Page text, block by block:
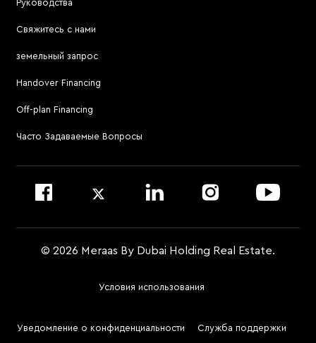
Посетить Meraas Sales Centre в Palm Jumeirah
Для связи с управляющей компанией
Позвонить по номеру 800 MERAAS (800-637227)
Посетить офис управляющей компании
Solaya
Jumeirah Residences Emirates Towers
Atélis at d3
Руководства
Свяжитесь с нами
земельный запрос
Handover Financing
Off-plan Financing
Часто Задаваемые Вопросы
© 2026 Meraas By Dubai Holding Real Estate.
Two
Условия использования
Уведомление о конфиденциальности Служба поддержки